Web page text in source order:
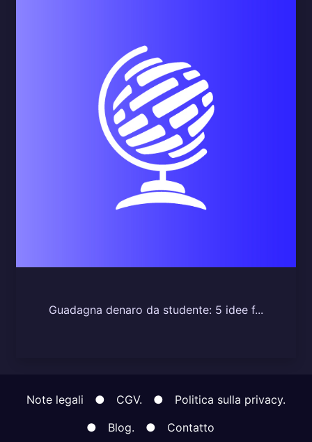
Guadagna denaro da studente: 5 idee f...
Note legali ● CGV. ●
Politica sulla privacy.
●
Blog. ● Contatto